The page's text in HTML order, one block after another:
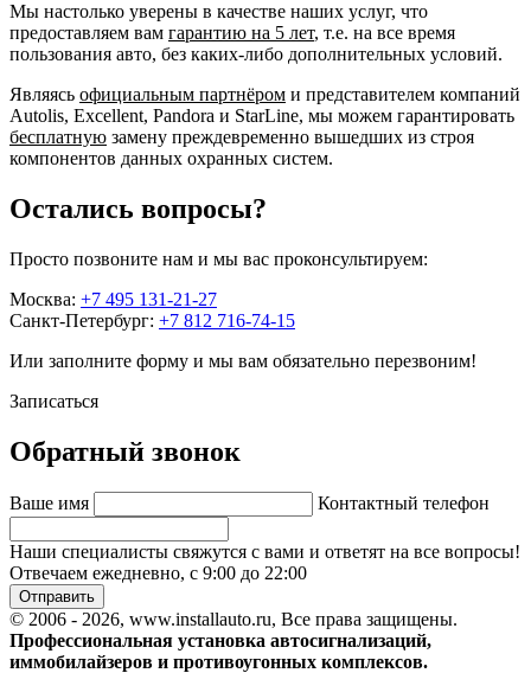
Мы настолько уверены в качестве наших услуг, что
предоставляем вам гарантию на 5 лет, т.е. на все время
пользования авто, без каких-либо дополнительных условий.
Являясь официальным партнёром и представителем компаний
Autolis, Excellent, Pandora и StarLine, мы можем гарантировать
бесплатную замену преждевременно вышедших из строя
компонентов данных охранных систем.
Остались вопросы?
Просто позвоните нам и мы вас проконсультируем:
Москва: +7 495 131-21-27
Санкт-Петербург: +7 812 716-74-15
Или заполните форму и мы вам обязательно перезвоним!
Записаться
Обратный звонок
Ваше имя Контактный телефон
Наши специалисты свяжутся с вами и ответят на все вопросы!
Отвечаем ежедневно, с 9:00 до 22:00
Отправить
© 2006 - 2026, www.installauto.ru, Все права защищены.
Профессиональная установка автосигнализаций,
иммобилайзеров и противоугонных комплексов.